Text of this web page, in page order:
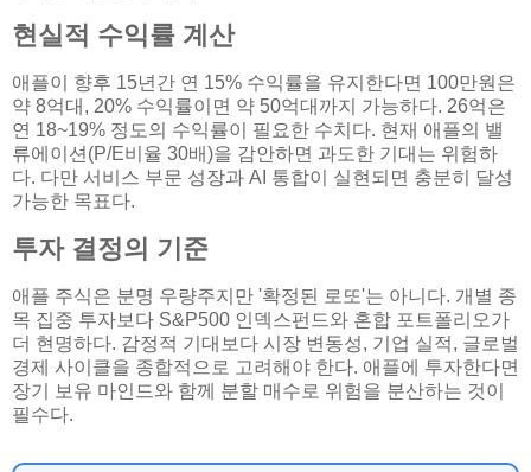
현실적 수익률 계산
애플이 향후 15년간 연 15% 수익률을 유지한다면 100만원은
약 8억대, 20% 수익률이면 약 50억대까지 가능하다. 26억은
연 18~19% 정도의 수익률이 필요한 수치다. 현재 애플의 밸
류에이션(P/E비율 30배)을 감안하면 과도한 기대는 위험하
다. 다만 서비스 부문 성장과 AI 통합이 실현되면 충분히 달성
가능한 목표다.
투자 결정의 기준
애플 주식은 분명 우량주지만 '확정된 로또'는 아니다. 개별 종
목 집중 투자보다 S&P500 인덱스펀드와 혼합 포트폴리오가
더 현명하다. 감정적 기대보다 시장 변동성, 기업 실적, 글로벌
경제 사이클을 종합적으로 고려해야 한다. 애플에 투자한다면
장기 보유 마인드와 함께 분할 매수로 위험을 분산하는 것이
필수다.